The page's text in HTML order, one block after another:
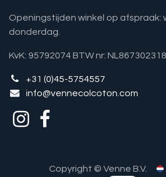
Openingstijden winkel op afspraak:
donderdag.
KvK: 95792074 BTW nr:
+31 (0)45-5754557
info@vennecolcoton.com
Copyright © Venne B.V.